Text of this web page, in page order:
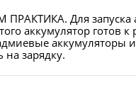
Для запуска
аккумулятор
аккумуляторы
на зарядку.